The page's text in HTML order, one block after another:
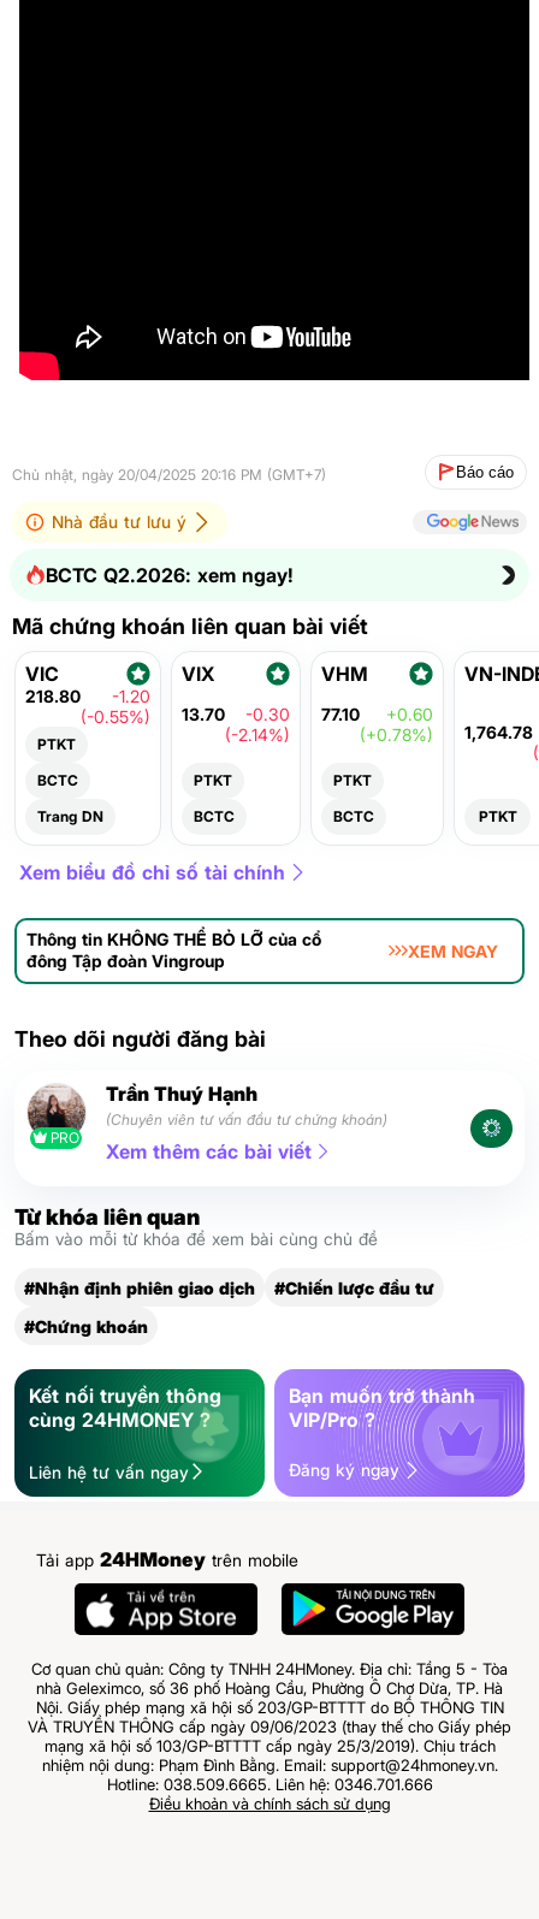
Chủ nhật, ngày 20/04/2025 20:16 PM (GMT+7) Báo cáo
Nhà đầu tư lưu ý
BCTC Q2.2026: xem ngay!
Mã chứng khoán liên quan bài viết
VIC
218.80
-1.20
(-0.55%)
PTKT
BCTC
Trang DN
VIX
13.70
-0.30
(-2.14%)
PTKT
BCTC
VHM
77.10
+0.60
(+0.78%)
PTKT
BCTC
VN-
1,764.78
PTKT
Xem biểu đồ chỉ số tài chính
Thông tin KHÔNG THỂ BỎ LỠ của cổ
đông Tập đoàn Vingroup
XEM NGAY
Theo dõi người đăng bài
PRO
Trần Thuý Hạnh
(Chuyên viên tư vấn đầu tư chứng khoán)
Xem thêm các bài viết
Từ khóa liên quan
Bấm vào mỗi từ khóa để xem bài cùng chủ đề
#Nhận định phiên giao dịch
#Chiến lược đầu tư
#Chứng khoán
Kết nối truyền thông
cùng 24HMONEY ?
Liên hệ tư vấn ngay
Bạn muốn trở thành
VIP/Pro ?
Đăng ký ngay
Tải app 24HMoney trên mobile
Cơ quan chủ quản: Công ty TNHH 24HMoney. Địa chỉ: Tầng 5 - Tòa
nhà Geleximco, số 36 phố Hoàng Cầu, Phường Ô Chợ Dừa, TP. Hà
Nội. Giấy phép mạng xã hội số 203/GP-BTTTT do BỘ THÔNG TIN
VÀ TRUYỀN THÔNG cấp ngày 09/06/2023 (thay thế cho Giấy phép
mạng xã hội số 103/GP-BTTTT cấp ngày 25/3/2019). Chịu trách
nhiệm nội dung: Phạm Đình Bằng. Email: support@24hmoney.vn.
Hotline: 038.509.6665. Liên hệ: 0346.701.666
Điều khoản và chính sách sử dụng